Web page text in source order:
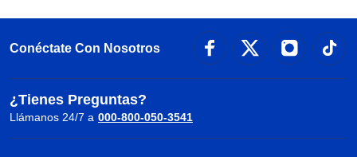
Conéctate Con Nosotros
¿Tienes Preguntas?
Llámanos 24/7 a 000-800-050-3541